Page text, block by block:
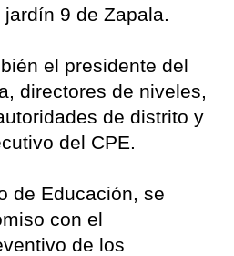
9 de Zapala.
el presidente del
directores de niveles,
de distrito y
del CPE.
de Educación, se
con el
de los